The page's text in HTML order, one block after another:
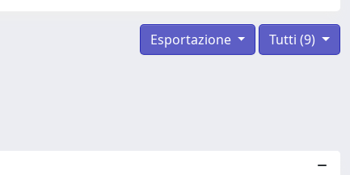
Tutti (9)
Esportazione